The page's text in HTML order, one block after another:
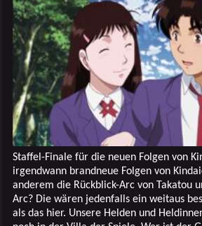
Staffel-Finale für die neuen Folgen von
irgendwann brandneue Folgen von
anderem die Rückblick-Arc von Takatou
Arc? Die wären jedenfalls ein weitaus
als das hier. Unsere Helden und